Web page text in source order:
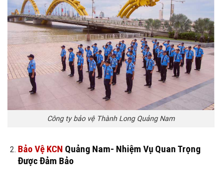
Công ty bảo vệ Thành Long Quảng Nam
Bảo Vệ KCN Quảng Nam- Nhiệm Vụ Quan Trọng
Được Đảm Bảo